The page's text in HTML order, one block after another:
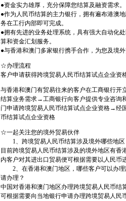
●资金实力雄厚，充分保障您结算及融资需求。
●作为人民币结算的主力银行，拥有遍布港澳
务在工行内部即可完成。
●拥有先进的业务处理系统，具有强大自动化
算和资金汇划服务。
●与香港和澳门多家银行携手合作，为您及境
☆办理流程
客户申请获得跨境贸易人民币结算试点企业资
与香港和澳门有贸易往来的客户在工商银行开
结算业务需求→工商银行向客户提供专业咨询
门申请跨境贸易人民币结算试点企业资格→经
币结算试点企业资格
☆一起关注您的境外贸易伙伴
1、跨境贸易人民币结算涉及境外哪些地区
目前跨境贸易人民币结算涉及的境外地区有香
内客户对其进出口贸易便可根据需要以人民币
2、在香港和澳门地区，哪些客户可以办理
请办理？
中国对香港和澳门地区办理跨境贸易人民币结
可根据需要向当地银行申请办理跨境贸易人民